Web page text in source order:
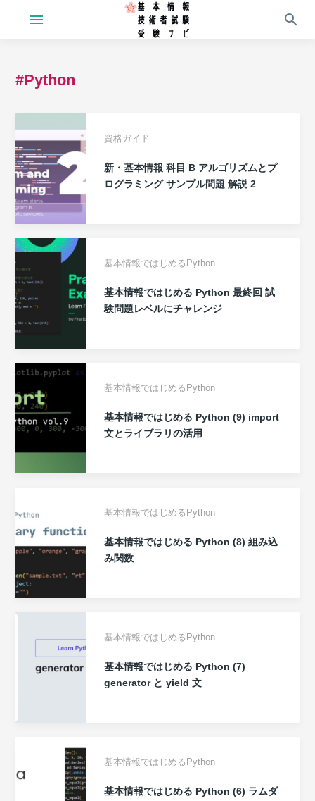
menu search
#Python
資格ガイド
新・基本情報 科目 B アルゴリズムとプ
ログラミング サンプル問題 解説 2
基本情報ではじめるPython
基本情報ではじめる Python 最終回 試
験問題レベルにチャレンジ
基本情報ではじめるPython
基本情報ではじめる Python (9) import
文とライブラリの活用
基本情報ではじめるPython
基本情報ではじめる Python (8) 組み込
み関数
基本情報ではじめるPython
基本情報ではじめる Python (7)
generator と yield 文
基本情報ではじめるPython
基本情報ではじめる Python (6) ラムダ